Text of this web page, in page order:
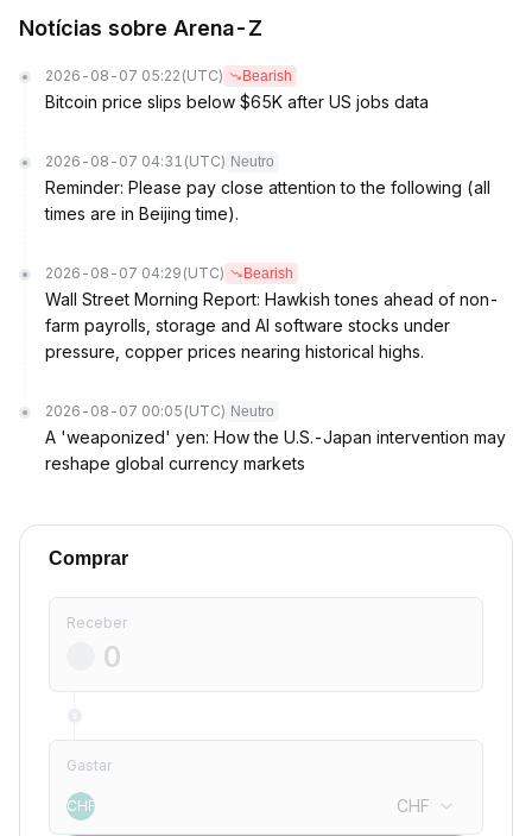
Notícias sobre Arena-Z
2026-08-07 05:22 (UTC) Bearish
Bitcoin price slips below $65K after US jobs data
2026-08-07 04:31 (UTC) Neutro
Reminder: Please pay close attention to the following (all
times are in Beijing time).
2026-08-07 04:29 (UTC) Bearish
Wall Street Morning Report: Hawkish tones ahead of non-
farm payrolls, storage and AI software stocks under
pressure, copper prices nearing historical highs.
2026-08-07 00:05 (UTC) Neutro
A 'weaponized' yen: How the U.S.-Japan intervention may
reshape global currency markets
Comprar
Receber
Gastar
CHF CHF